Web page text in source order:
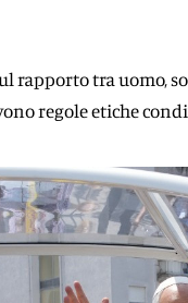
tra uomo,
regole etiche